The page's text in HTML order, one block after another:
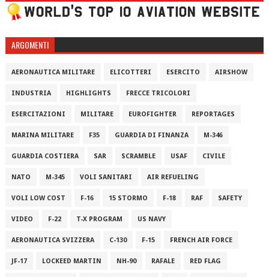
ARGOMENTI
AERONAUTICA MILITARE ELICOTTERI ESERCITO AIRSHOW
INDUSTRIA HIGHLIGHTS FRECCE TRICOLORI
ESERCITAZIONI MILITARE EUROFIGHTER REPORTAGES
MARINA MILITARE F35 GUARDIA DI FINANZA M-346
GUARDIA COSTIERA SAR SCRAMBLE USAF CIVILE
NATO M-345 VOLI SANITARI AIR REFUELING
VOLI LOW COST F-16 15 STORMO F-18 RAF SAFETY
VIDEO F-22 T-X PROGRAM US NAVY
AERONAUTICA SVIZZERA C-130 F-15 FRENCH AIR FORCE
JF-17 LOCKEED MARTIN NH-90 RAFALE RED FLAG